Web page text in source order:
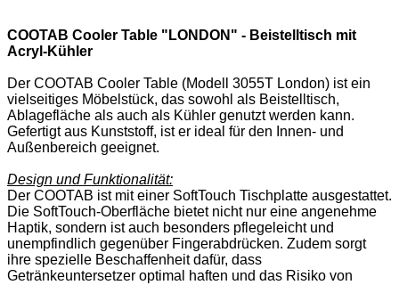
COOTAB Cooler Table "LONDON" - Beistelltisch mit
Acryl-Kühler
Der COOTAB Cooler Table (Modell 3055T London) ist ein
vielseitiges Möbelstück, das sowohl als Beistelltisch,
Ablagefläche als auch als Kühler genutzt werden kann.
Gefertigt aus Kunststoff, ist er ideal für den Innen- und
Außenbereich geeignet.
Design und Funktionalität:
Der COOTAB ist mit einer SoftTouch Tischplatte ausgestattet.
Die SoftTouch-Oberfläche bietet nicht nur eine angenehme
Haptik, sondern ist auch besonders pflegeleicht und
unempfindlich gegenüber Fingerabdrücken. Zudem sorgt
ihre spezielle Beschaffenheit dafür, dass
Getränkeuntersetzer optimal haften und das Risiko von